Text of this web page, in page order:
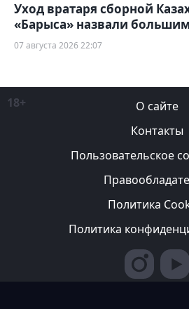
Уход вратаря сборной
«Барыса» назвали
07 августа 2026 22:07
18+
О сайте
Контакты
Пользовательское
Политика
Политика